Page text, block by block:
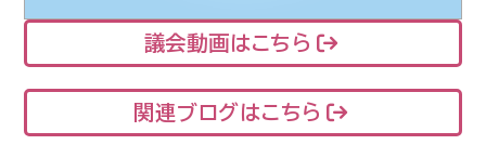
議会動画はこちら
関連ブログはこちら